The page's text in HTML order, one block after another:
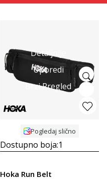
Detaljnije
Uporedi
Brzi Pregled
Pogledaj slično
Dostupno boja:1
Hoka Run Belt